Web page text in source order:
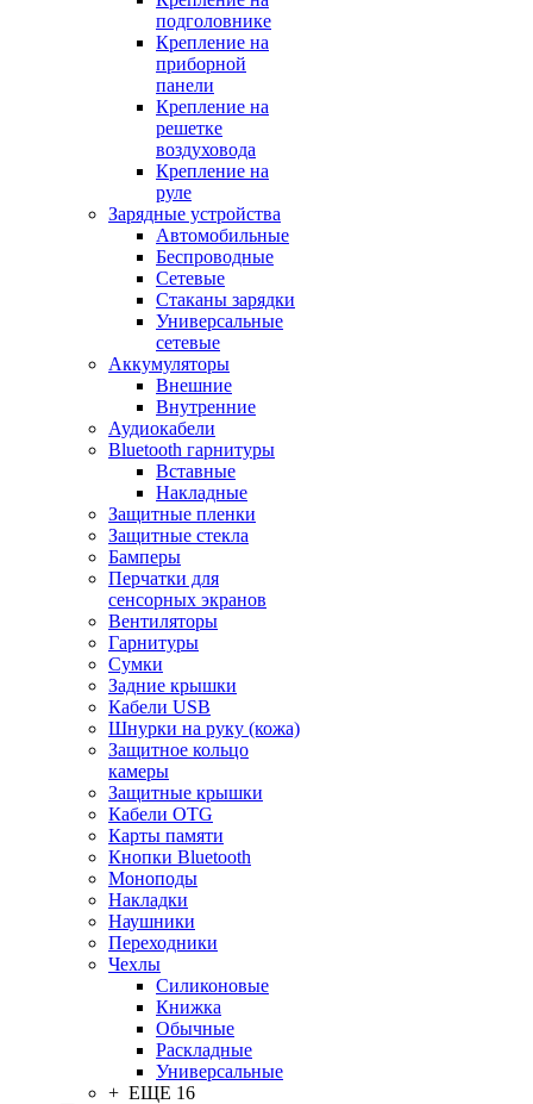
подголовнике
Крепление на
приборной
панели
Крепление на
решетке
воздуховода
Крепление на
руле
Зарядные устройства
Автомобильные
Беспроводные
Сетевые
Стаканы зарядки
Универсальные
сетевые
Аккумуляторы
Внешние
Внутренние
Аудиокабели
Bluetooth гарнитуры
Вставные
Накладные
Защитные пленки
Защитные стекла
Бамперы
Перчатки для
сенсорных экранов
Вентиляторы
Гарнитуры
Сумки
Задние крышки
Кабели USB
Шнурки на руку (кожа)
Защитное кольцо
камеры
Защитные крышки
Кабели OTG
Карты памяти
Кнопки Bluetooth
Моноподы
Накладки
Наушники
Переходники
Чехлы
Силиконовые
Книжка
Обычные
Раскладные
Универсальные
+ ЕЩЕ 16